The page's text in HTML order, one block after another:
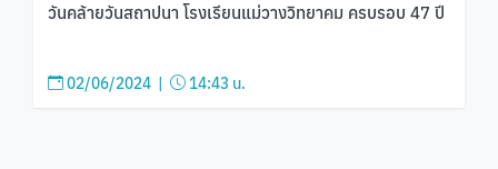
วันคล้ายวันสถาปนา โรงเรียนแม่วางวิทยาคม ครบรอบ 47 ปี
02/06/2024 | 14:43 น.